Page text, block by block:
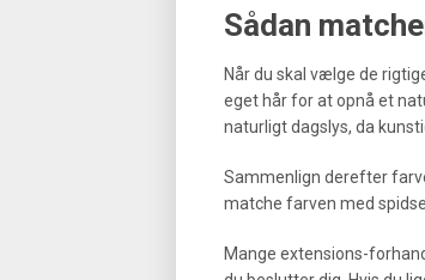
Sådan
Når du skal vælge de
eget hår for at opnå et
naturligt dagslys, da
Sammenlign derefter
matche farven med
Mange extensions-